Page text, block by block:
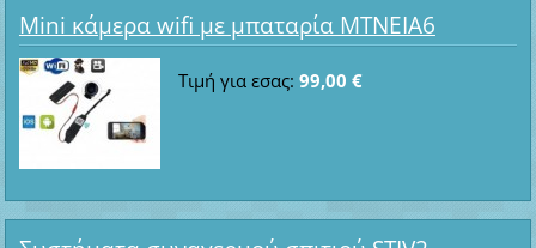
Mini κάμερα wifi με μπαταρία ΜΤΝΕΙΑ6
Τιμή για εσας: 99,00 €